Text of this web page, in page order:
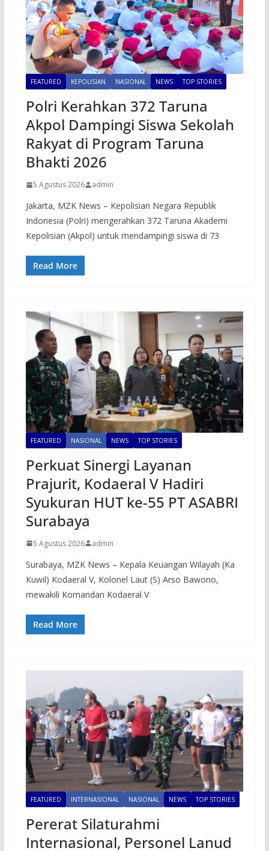
FEATURED KEPOLISIAN NASIONAL NEWS TOP STORIES
Polri Kerahkan 372 Taruna
Akpol Dampingi Siswa Sekolah
Rakyat di Program Taruna
Bhakti 2026
5 Agustus 2026 admin
Jakarta, MZK News – Kepolisian Negara Republik
Indonesia (Polri) mengerahkan 372 Taruna Akademi
Kepolisian (Akpol) untuk mendampingi siswa di 73
Read More
FEATURED NASIONAL NEWS TOP STORIES
Perkuat Sinergi Layanan
Prajurit, Kodaeral V Hadiri
Syukuran HUT ke-55 PT ASABRI
Surabaya
5 Agustus 2026 admin
Surabaya, MZK News – Kepala Keuangan Wilayah (Ka
Kuwil) Kodaeral V, Kolonel Laut (S) Arso Bawono,
mewakili Komandan Kodaeral V
Read More
FEATURED INTERNASIONAL NASIONAL NEWS TOP STORIES
Pererat Silaturahmi
Internasional, Personel Lanud